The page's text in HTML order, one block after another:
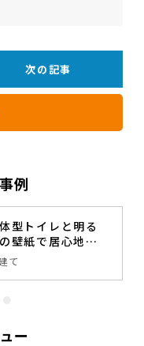
次の記事
例
型トイレと明る
壁紙で居心地の
へ。
て
ー